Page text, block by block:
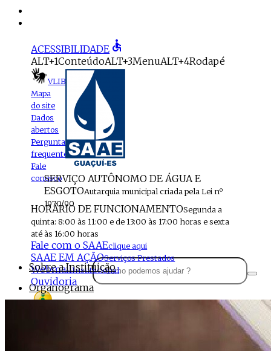
ACESSIBILIDADE accessible
ALT+1ConteúdoALT+3MenuALT+4Rodapé
VLIBRAS
Mapa
do site
Dados
abertos
Perguntas
frequentes
Fale
conosco
SERVIÇO AUTÔNOMO DE ÁGUA E
ESGOTOAutarquia municipal criada pela Lei nº
1970/90
HORÁRIO DE FUNCIONAMENTOSegunda a
quinta: 8:00 às 11:00 e de 13:00 às 17:00 horas e sexta
até às 16:00 horas
Fale com o SAAEclique aqui
SAAE EM AÇÃOServiços Prestados
WebmailInstitucional
Ouvidoria
Sobre a Instituição
Organograma